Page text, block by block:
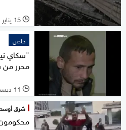
l 15 يناير 2025
خاص
"سكاي
محرر من
l 11 ديسمبر 2024
شرق
محكومون